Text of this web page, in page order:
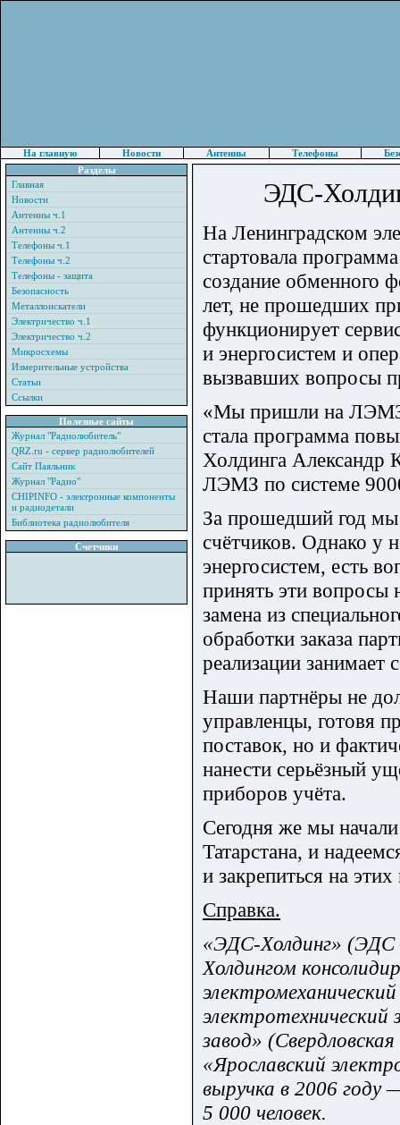
На главную Новости Антенны Телефоны
Разделы
Главная
Новости
Антенны ч.1
Антенны ч.2
Телефоны ч.1
Телефоны ч.2
Телефоны - защита
Безопасность
Металлоискатели
Электричество ч.1
Электричество ч.2
Микросхемы
Измерительные устройства
Статьи
Ссылки
Полезные сайты
Журнал "Радиолюбитель"
QRZ.ru - сервер радиолюбителей
Сайт Паяльник
Журнал "Радио"
CHIPINFO - электронные компоненты
и радиодетали
Библиотека радиолюбителя
Счетчики
ЭДС-
На Ленинградском
стартовала
создание обменного
лет, не прошедших
функционирует
и энергосистем и
вызвавших вопросы
«Мы пришли на ЛЭМЗ
стала программа
Холдинга Александр
ЛЭМЗ по системе
За прошедший год мы
счётчиков. Однако у
энергосистем, есть
принять эти вопросы
замена из
обработки заказа
реализации занимает
Наши партнёры не
управленцы, готовя
поставок, но и
нанести серьёзный
приборов учёта.
Сегодня же мы
Татарстана, и
и закрепиться на
Справка.
«ЭДС-Холдинг» (ЭДС
Холдингом
завод»
«Ярославский
выручка в 2006 году
5 000 человек.